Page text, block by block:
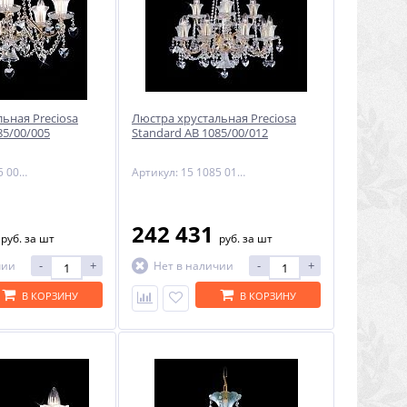
Preciosa
00/005
Артикул: 15 1085 005 07 80 00 35
руб.за шт
- +
В КОРЗИНУ
Люстра хрустальная Preciosa
Standard AB 1085/00/012
Артикул: 15 1085 012 07 80 00 35
242 431 руб.за шт
Нет в наличии
- +
В КОРЗИНУ